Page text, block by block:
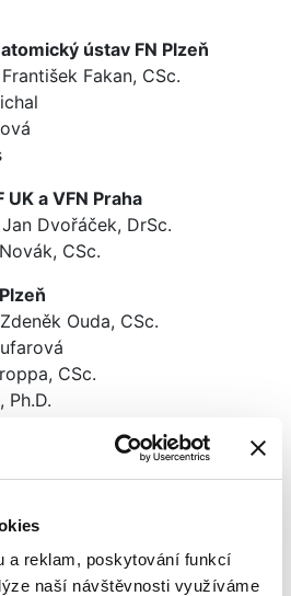
a reklam, poskytování funkcí
naší návštěvnosti využíváme
ústav FN Plzeň
Fakan, CSc.
a VFN Praha
Dvořáček, DrSc.
CSc.
Ouda, CSc.
CSc.
Ph.D.
FN Plzeň
Zdeněk Chudáček, Ph.D.